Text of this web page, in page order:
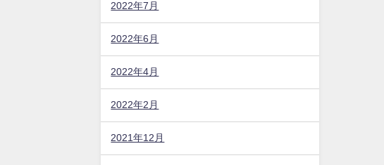
2022年7月
2022年6月
2022年4月
2022年2月
2021年12月